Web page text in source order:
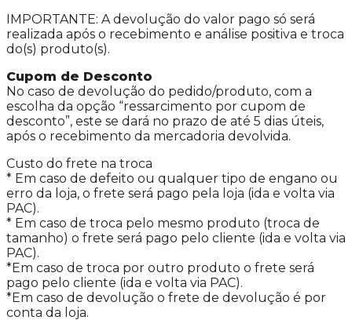
IMPORTANTE: A devolução do valor pago só será
realizada após o recebimento e análise positiva e troca
do(s) produto(s).
Cupom de Desconto
No caso de devolução do pedido/produto, com a
escolha da opção “ressarcimento por cupom de
desconto”, este se dará no prazo de até 5 dias úteis,
após o recebimento da mercadoria devolvida.
Custo do frete na troca
* Em caso de defeito ou qualquer tipo de engano ou
erro da loja, o frete será pago pela loja (ida e volta via
PAC).
* Em caso de troca pelo mesmo produto (troca de
tamanho) o frete será pago pelo cliente (ida e volta via
PAC).
*Em caso de troca por outro produto o frete será
pago pelo cliente (ida e volta via PAC).
*Em caso de devolução o frete de devolução é por
conta da loja.